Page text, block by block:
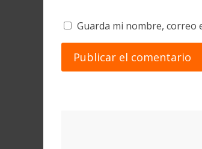
Guarda mi nombre, correo